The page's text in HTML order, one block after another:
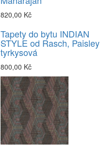
820,00 Kč
Tapety do bytu INDIAN
STYLE od Rasch, Paisley
tyrkysová
800,00 Kč